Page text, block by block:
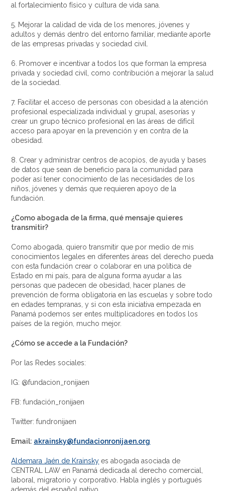
al fortalecimiento físico y cultura de vida sana.
5. Mejorar la calidad de vida de los menores, jóvenes y
adultos y demás dentro del entorno familiar, mediante aporte
de las empresas privadas y sociedad civil.
6. Promover e incentivar a todos los que forman la empresa
privada y sociedad civil, como contribución a mejorar la salud
de la sociedad.
7. Facilitar el acceso de personas con obesidad a la atención
profesional especializada individual y grupal, asesorías y
crear un grupo técnico profesional en las áreas de difícil
acceso para apoyar en la prevención y en contra de la
obesidad.
8. Crear y administrar centros de acopios, de ayuda y bases
de datos que sean de beneficio para la comunidad para
poder así tener conocimiento de las necesidades de los
niños, jóvenes y demás que requieren apoyo de la
fundación.
¿Como abogada de la firma, qué mensaje quieres
transmitir?
Como abogada, quiero transmitir que por medio de mis
conocimientos legales en diferentes áreas del derecho pueda
con esta fundación crear o colaborar en una política de
Estado en mi país, para de alguna forma ayudar a las
personas que padecen de obesidad, hacer planes de
prevención de forma obligatoria en las escuelas y sobre todo
en edades tempranas, y si con esta iniciativa empezada en
Panamá podemos ser entes multiplicadores en todos los
países de la región, mucho mejor.
¿Cómo se accede a la Fundación?
Por las Redes sociales:
IG: @fundacion_ronijaen
FB: fundación_ronijaen
Twitter: fundronijaen
Email: akrainsky@fundacionronijaen.org
Aldemara Jaén de Krainsky es abogada asociada de
CENTRAL LAW en Panamá dedicada al derecho comercial,
laboral, migratorio y corporativo. Habla inglés y portugués